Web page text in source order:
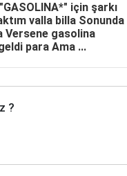
için şarkı
valla billa Sonunda
Versene gasolina
para Ama ...
?